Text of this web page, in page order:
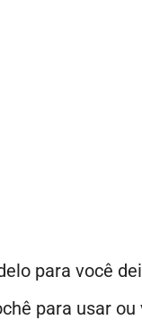
para você
para usar